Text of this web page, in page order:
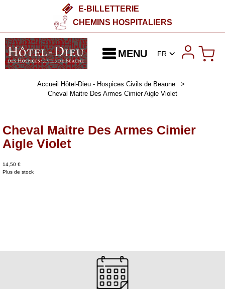
E-BILLETTERIE
CHEMINS HOSPITALIERS
MENU FR
Accueil Hôtel-Dieu - Hospices Civils de Beaune
>
Cheval Maitre Des Armes Cimier Aigle Violet
Cheval Maitre Des Armes Cimier
Aigle Violet
14,50 €
Plus de stock